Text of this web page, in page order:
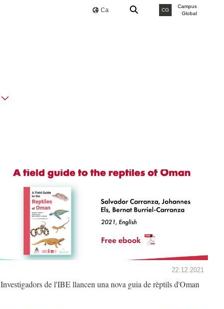
Ca CG
Campus
Global
22.12.2021
Investigadors de l'IBE llancen una nova guia de rèptils d'Oman